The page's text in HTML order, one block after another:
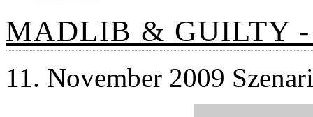
MADLIB & GUILTY -
11. November 2009